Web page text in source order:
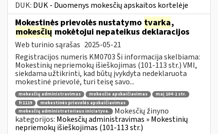
DUK: DUK - Duomenys mokesčių apskaitos kortelėje
Mokestinės prievolės nustatymo tvarka,
mokesčių mokėtojui nepateikus deklaracijos
Web turinio sąrašas 2025-05-21
Registracijos numeris KM0703 Ši informacija skelbiama:
Mokestinių nepriemokų išieškojimas (101-113 str.) VMI,
siekdama užtikrinti, kad būtų įvykdyta nedeklaruota
mokestinė prievolė, turi teisę savo...
mokesčių administravimas mokesčio apskaičiavimas
maį 104-1 str.
fr1119
mokestinės prievolės apskaičiavimas
mokesčių administratoriaus iniciatyva.
Mokesčių žinyno
kategorijos: Mokesčių administravimas » Mokestinių
nepriemokų išieškojimas (101-113 str.)